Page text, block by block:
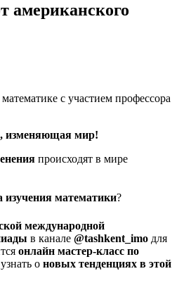
американского
с участием профессора
изменяющая мир!
происходят в мире
изучения математики?
международной
в канале @tashkent_imo для
онлайн мастер-класс по
о новых тенденциях в этой